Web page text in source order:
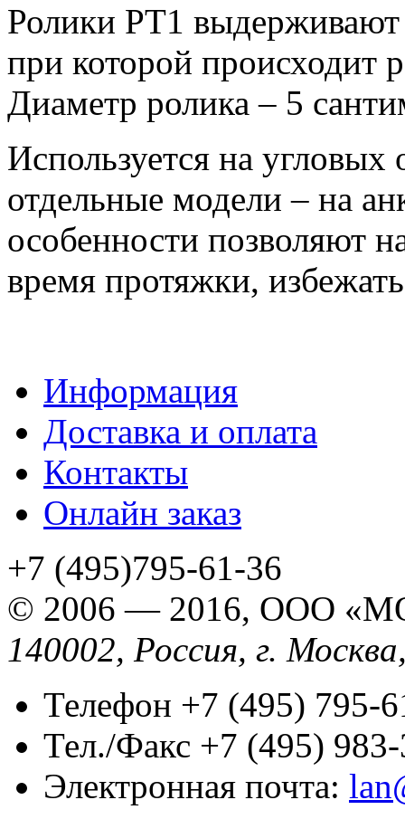
Ролики РТ1
при которой происходит
Диаметр ролика – 5
Используется на
отдельные модели – на
особенности позволяют
время протяжки,
Информация
Доставка и оплата
Контакты
Онлайн заказ
+7 (495)795-61-36
© 2006 — 2016, ООО
140002, Россия, г.
Телефон +7 (495) 795-
Тел./Факс +7 (495)
Электронная почта: